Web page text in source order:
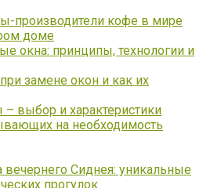
производители кофе в мире
доме
окна: принципы, технологии и
замене окон и как их
выбор и характеристики
на необходимость
Сиднея: уникальные
прогулок